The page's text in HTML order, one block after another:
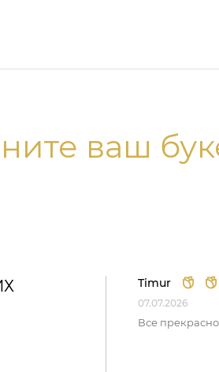
ваш
Timur
07.07.2026
Все